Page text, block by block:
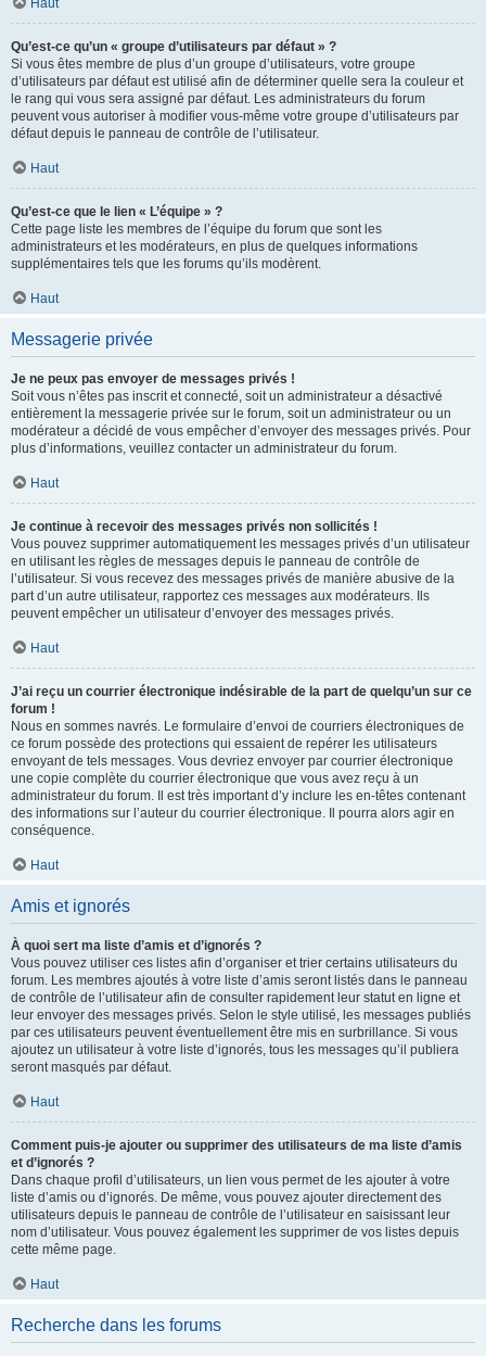
Haut
Qu’est-ce qu’un « groupe d’utilisateurs par défaut » ?
Si vous êtes membre de plus d’un groupe d’utilisateurs, votre groupe
d’utilisateurs par défaut est utilisé afin de déterminer quelle sera la couleur et
le rang qui vous sera assigné par défaut. Les administrateurs du forum
peuvent vous autoriser à modifier vous-même votre groupe d’utilisateurs par
défaut depuis le panneau de contrôle de l’utilisateur.
Haut
Qu’est-ce que le lien « L’équipe » ?
Cette page liste les membres de l’équipe du forum que sont les
administrateurs et les modérateurs, en plus de quelques informations
supplémentaires tels que les forums qu’ils modèrent.
Haut
Messagerie privée
Je ne peux pas envoyer de messages privés !
Soit vous n’êtes pas inscrit et connecté, soit un administrateur a désactivé
entièrement la messagerie privée sur le forum, soit un administrateur ou un
modérateur a décidé de vous empêcher d’envoyer des messages privés. Pour
plus d’informations, veuillez contacter un administrateur du forum.
Haut
Je continue à recevoir des messages privés non sollicités !
Vous pouvez supprimer automatiquement les messages privés d’un utilisateur
en utilisant les règles de messages depuis le panneau de contrôle de
l’utilisateur. Si vous recevez des messages privés de manière abusive de la
part d’un autre utilisateur, rapportez ces messages aux modérateurs. Ils
peuvent empêcher un utilisateur d’envoyer des messages privés.
Haut
J’ai reçu un courrier électronique indésirable de la part de quelqu’un sur ce
forum !
Nous en sommes navrés. Le formulaire d’envoi de courriers électroniques de
ce forum possède des protections qui essaient de repérer les utilisateurs
envoyant de tels messages. Vous devriez envoyer par courrier électronique
une copie complète du courrier électronique que vous avez reçu à un
administrateur du forum. Il est très important d’y inclure les en-têtes contenant
des informations sur l’auteur du courrier électronique. Il pourra alors agir en
conséquence.
Haut
Amis et ignorés
À quoi sert ma liste d’amis et d’ignorés ?
Vous pouvez utiliser ces listes afin d’organiser et trier certains utilisateurs du
forum. Les membres ajoutés à votre liste d’amis seront listés dans le panneau
de contrôle de l’utilisateur afin de consulter rapidement leur statut en ligne et
leur envoyer des messages privés. Selon le style utilisé, les messages publiés
par ces utilisateurs peuvent éventuellement être mis en surbrillance. Si vous
ajoutez un utilisateur à votre liste d’ignorés, tous les messages qu’il publiera
seront masqués par défaut.
Haut
Comment puis-je ajouter ou supprimer des utilisateurs de ma liste d’amis
et d’ignorés ?
Dans chaque profil d’utilisateurs, un lien vous permet de les ajouter à votre
liste d’amis ou d’ignorés. De même, vous pouvez ajouter directement des
utilisateurs depuis le panneau de contrôle de l’utilisateur en saisissant leur
nom d’utilisateur. Vous pouvez également les supprimer de vos listes depuis
cette même page.
Haut
Recherche dans les forums